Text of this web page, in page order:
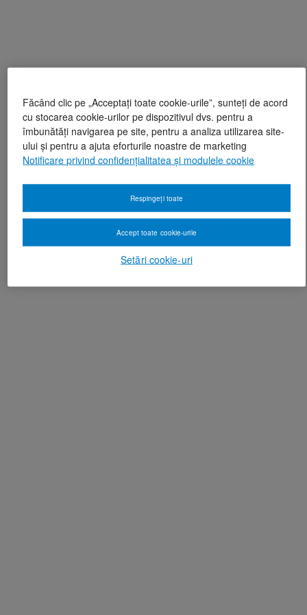
Făcând clic pe „Acceptați toate cookie-urile”, sunteți de acord
cu stocarea cookie-urilor pe dispozitivul dvs. pentru a
îmbunătăți navigarea pe site, pentru a analiza utilizarea site-
ului și pentru a ajuta eforturile noastre de marketing
Notificare privind confidențialitatea și modulele cookie
Setări cookie-uri
Respingeți toate
Accept toate cookie-urile